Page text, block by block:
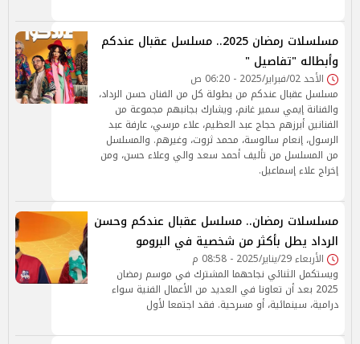
مسلسلات رمضان 2025.. مسلسل عقبال عندكم
وأبطاله "تفاصيل "
الأحد 02/فبراير/2025 - 06:20 ص
مسلسل عقبال عندكم من بطولة كل من الفنان حسن الرداد،
والفنانة إيمي سمير غانم، ويشارك بجانبهم مجموعة من
الفنانين أبرزهم حجاج عبد العظيم، علاء مرسي، عارفة عبد
الرسول، إنعام سالوسة، محمد ثروت، وغيرهم. والمسلسل
من المسلسل من تأليف أحمد سعد والي وعلاء حسن، ومن
إخراج علاء إسماعيل.
مسلسلات رمضان.. مسلسل عقبال عندكم وحسن
الرداد يطل بأكثر من شخصية في البرومو
الأربعاء 29/يناير/2025 - 08:58 م
ويستكمل الثنائي نجاحهما المشترك في موسم رمضان
2025 بعد أن تعاونا في العديد من الأعمال الفنية سواء
درامية، سينمائية، أو مسرحية. فقد اجتمعا لأول